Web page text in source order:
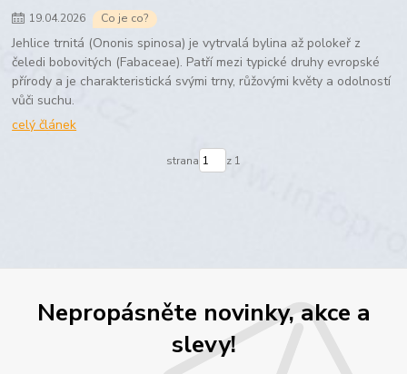
19.04.2026 Co je co?
Jehlice trnitá (Ononis spinosa) je vytrvalá bylina až polokeř z
čeledi bobovitých (Fabaceae). Patří mezi typické druhy evropské
přírody a je charakteristická svými trny, růžovými květy a odolností
vůči suchu.
celý článek
strana z 1
Nepropásněte novinky, akce a
slevy!